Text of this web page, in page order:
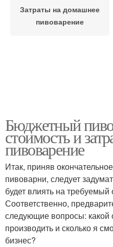
Затраты на домашнее
пивоварение
Бюджетный
стоимость и
пивоварение
Итак, приняв
пивоварни, следует
будет влиять на
Соответственно,
следующие вопросы:
производить и сколько я
бизнес?